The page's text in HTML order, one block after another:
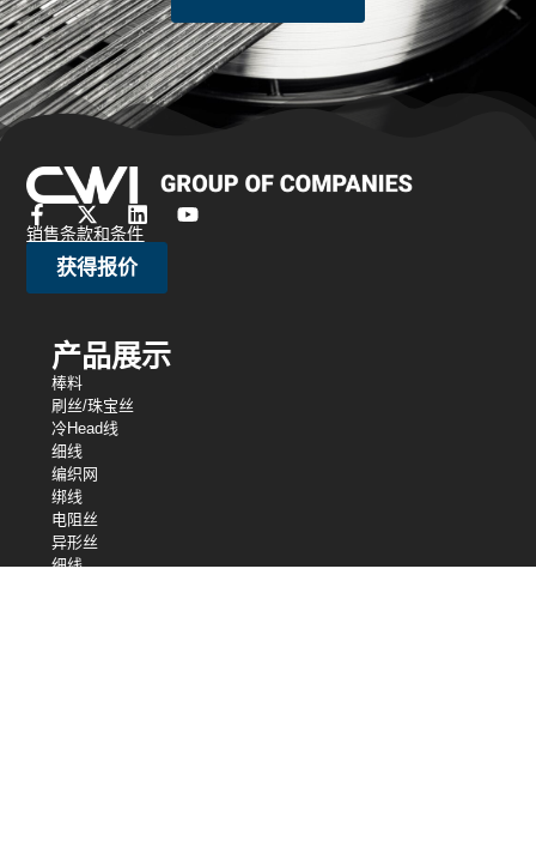
销售条款和条件
获得报价
产品展示
棒料
刷丝/珠宝丝
冷Head线
细线
编织网
绑线
电阻丝
异形丝
细线